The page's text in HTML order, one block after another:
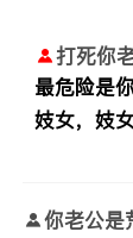
打死你
最危险是
妓女，妓
你老公是